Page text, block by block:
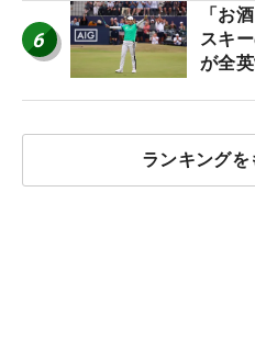
6
「お
スキ
が全
ランキングを